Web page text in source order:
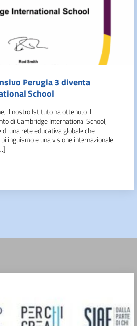
Perugia 3 diventa
School
il nostro Istituto ha ottenuto il
di Cambridge International School,
una rete educativa globale che
bilinguismo e una visione internazionale